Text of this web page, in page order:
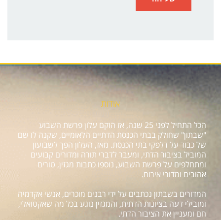
אודות
הכל התחיל לפני 25 שנה, אז הוקם עלון פרשת השבוע
"שבתון" שחולק בבתי הכנסת הדתיים הלאומיים, שקנה לו שם
של כבוד על דלפקי בתי הכנסת. מאז, העלון הפך לשבועון
המוביל בציבור הדתי, ומעבר לדברי תורה ומדורים קבועים
ומתחלפים על פרשת השבוע, נוספו כתבות מגזין, טורים
אהובים ומדורי אירוח.
המדורים בשבתון נכתבים על ידי רבנים מוכרים, אנשי אקדמיה
ומובילי דעה בציונות הדתית, והמגזין נוגע בכל מה שאקטואלי,
חם ומעניין את הציבור הדתי.